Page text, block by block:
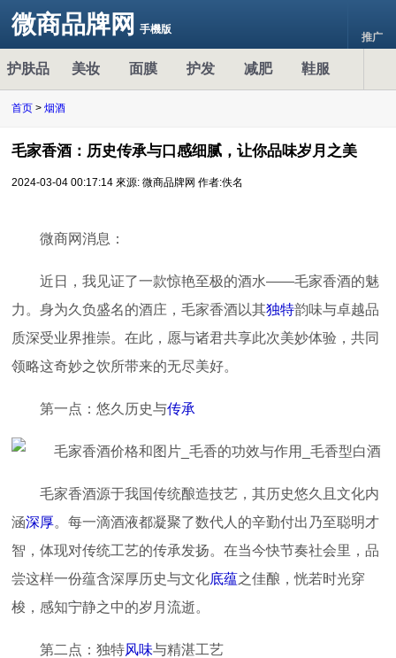
微商品牌网 手機版
推广
护肤品 美妆 面膜 护发 减肥 鞋服
首页 > 烟酒
毛家香酒：历史传承与口感细腻，让你品味岁月之美
2024-03-04 00:17:14 來源: 微商品牌网 作者:佚名
微商网消息：
近日，我见证了一款惊艳至极的酒水——毛家香酒的魅
力。身为久负盛名的酒庄，毛家香酒以其独特韵味与卓越品
质深受业界推崇。在此，愿与诸君共享此次美妙体验，共同
领略这奇妙之饮所带来的无尽美好。
第一点：悠久历史与传承
毛家香酒源于我国传统酿造技艺，其历史悠久且文化内
涵深厚。每一滴酒液都凝聚了数代人的辛勤付出乃至聪明才
智，体现对传统工艺的传承发扬。在当今快节奏社会里，品
尝这样一份蕴含深厚历史与文化底蕴之佳酿，恍若时光穿
梭，感知宁静之中的岁月流逝。
第二点：独特风味与精湛工艺